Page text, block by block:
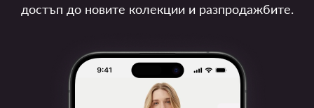
достъп до новите колекции и разпродажбите.